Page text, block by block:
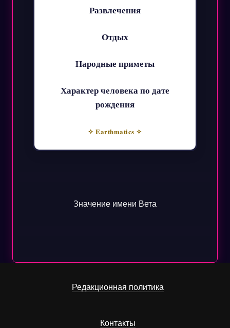
Развлечения
Отдых
Народные приметы
Характер человека по дате
рождения
✧ Earthmatics ✧
Значение имени Вета
Редакционная политика
Контакты